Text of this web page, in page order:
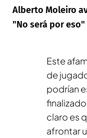
Alberto Moleiro
"No será por eso"
Este
de
podrían
claro es
afrontar